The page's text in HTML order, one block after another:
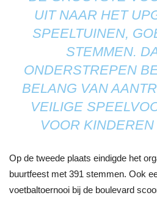
UIT NAAR HET
SPEELTUINEN,
STEMMEN.
ONDERSTREPEN
BELANG VAN
VEILIGE
VOOR
Op de tweede plaats eindigde het
buurtfeest met 391 stemmen. Ook
voetbaltoernooi bij de boulevard